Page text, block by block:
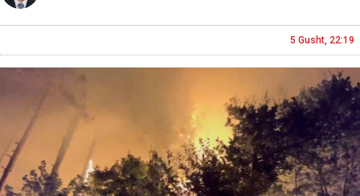
5 Gusht, 22:19